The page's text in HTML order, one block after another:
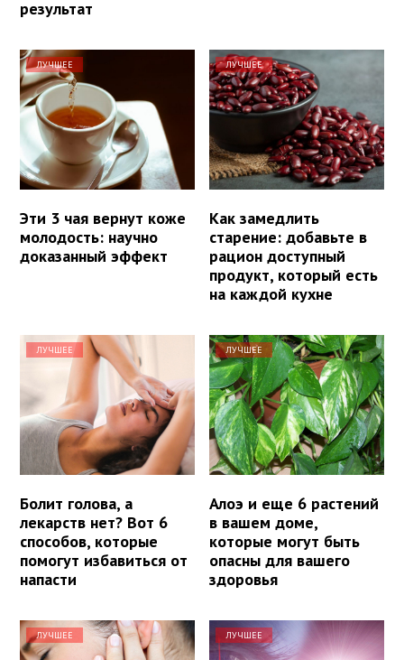
результат
ЛУЧШЕЕ
Эти 3 чая вернут коже
молодость: научно
доказанный эффект
ЛУЧШЕЕ
Как замедлить
старение: добавьте в
рацион доступный
продукт, который есть
на каждой кухне
ЛУЧШЕЕ
Болит голова, а
лекарств нет? Вот 6
способов, которые
помогут избавиться от
напасти
ЛУЧШЕЕ
Алоэ и еще 6 растений
в вашем доме,
которые могут быть
опасны для вашего
здоровья
ЛУЧШЕЕ ЛУЧШЕЕ